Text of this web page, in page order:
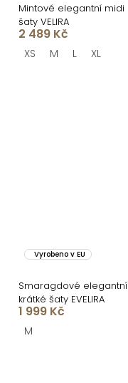
Mintové elegantní midi
šaty VELIRA
2 489 Kč
XS M L XL
Vyrobeno v EU
Smaragdové elegantní
krátké šaty EVELIRA
1 999 Kč
M